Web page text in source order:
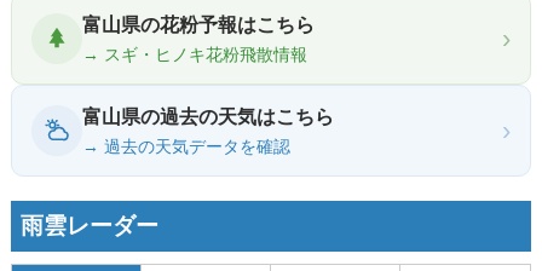
富山県の花粉予報はこちら
→ スギ・ヒノキ花粉飛散情報
›
富山県の過去の天気はこちら
→ 過去の天気データを確認
›
雨雲レーダー